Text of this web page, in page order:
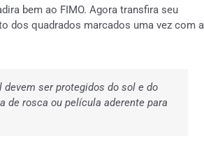
bem ao FIMO. Agora transfira seu
dos quadrados marcados uma vez com a
ser protegidos do sol e do
de rosca ou película aderente para